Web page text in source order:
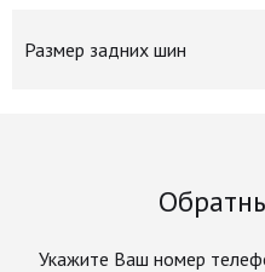
Размер задних шин
Укажите Ваш номер